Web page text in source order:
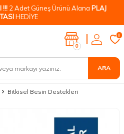
!!! 2 Adet Güneş Ürünü Alana PLAJ
HEDİYE
ARA
0
0
Bitkisel Besin Destekleri